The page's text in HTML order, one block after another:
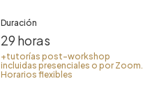
Duración
29 horas
+tutorías post-workshop
incluidas presenciales o por Zoom.
Horarios flexibles